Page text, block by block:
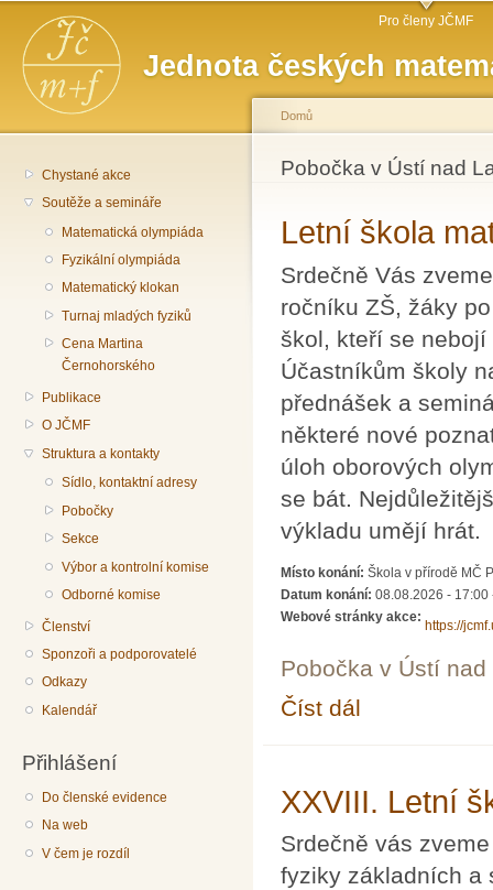
Jednota českých
Hlavní menu Pro členy JČMF
Chystané akce
Soutěže a semináře
Matematická olympiáda
Fyzikální olympiáda
Matematický klokan
Turnaj mladých fyziků
Cena Martina
Černohorského
Publikace
O JČMF
Struktura a kontakty
Sídlo, kontaktní adresy
Pobočky
Sekce
Výbor a kontrolní komise
Odborné komise
Členství
Sponzoři a podporovatelé
Odkazy
Kalendář
Přihlášení
Do členské evidence
Na web
V čem je rozdíl
Jste zde
Domů
Pobočka v Ústí nad
Letní škola
Srdečně Vás
ročníku ZŠ, žáky
škol, kteří se
Účastníkům školy
přednášek a
některé nové
úloh oborových
se bát.
výkladu umějí hrát.
Místo konání: Škola v přírodě MČ
Datum konání: 08.08.2026 - 17:00
Webové stránky akce:
https://
Pobočka v Ústí nad
Číst dál
XXVIII. Letní
Srdečně vás
fyziky základních a